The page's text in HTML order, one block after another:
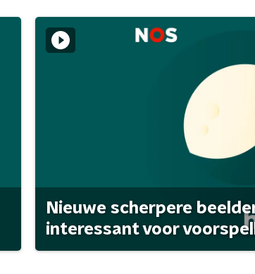
Nieuwe scherpere
interessant voor